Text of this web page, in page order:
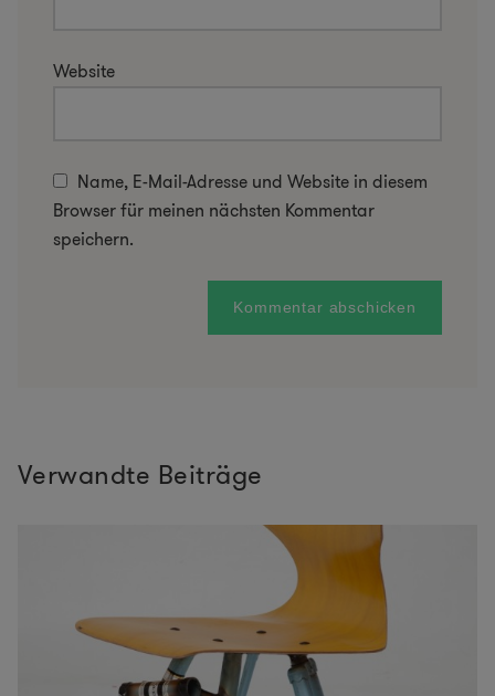
Website
Name, E-Mail-Adresse und Website in diesem
Browser für meinen nächsten Kommentar
speichern.
Verwandte Beiträge